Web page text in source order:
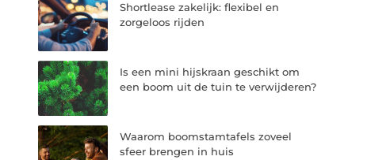
Shortlease zakelijk: flexibel en
zorgeloos rijden
Is een mini hijskraan geschikt om
een boom uit de tuin te verwijderen?
Waarom boomstamtafels zoveel
sfeer brengen in huis